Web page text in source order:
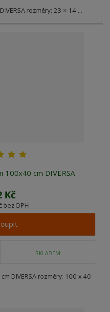
rozměry: 23 × 14 ...
100x40 cm DIVERSA
Kč
bez DPH
SKLADEM
DIVERSA rozměry: 100 x 40